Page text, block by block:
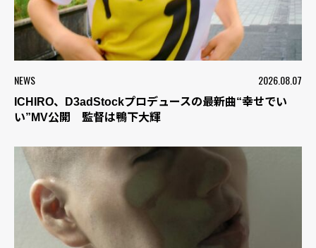
NEWS 2026.08.07
ICHIRO、D3adStockプロデュースの最新曲“幸せでい
い”MV公開 監督は鴨下大輝